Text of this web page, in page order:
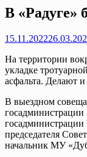
В «Радуге»
15.11.2022
На территории
укладке
асфальта. Делают
В выездном
госадминистрации
председателя
начальник МУ